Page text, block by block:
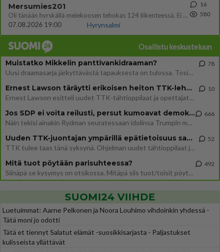
Mersumies201
Oli tänään hyrskällä melekoosen tehokas 124 liikenteessä. Ei paljon vastamäki haitannu....
07.08.2026 19:00
Hyrynsalmi
16
580
Osallistu keskusteluun
Muistatko Mikkelin panttivankidraaman?
Uusi draamasarja järkyttävästä tapauksesta on tulossa. Tositapahtumiin perustuva sarja ammentaa vuoden 1986 Mikkelin pan
78
Ernest Lawson täräytti erikoisen heiton TTK-lehdistötilaisuudessa: " Onko tässä tarkoituksena...?"
Ernest Lawson esitteli uudet TTK-tähtioppilaat ja opettajat torstaina 6.8. lehdistölle. Tulevalla kaudella on yksi hausk
10
Jos SDP ei voita reilusti, persut kumoavat demokratian Suomesta
Näin tekisi ainakin Rydman seuratessaan idolinsa Trumpin mallia https://www.is.fi/politiikka/art-2000012187244.html
666
Uuden TTK-juontajan ympärillä epätietoisuus sakenee - Nyt MTV hämmentää soppaa
TTK tulee taas tänä syksynä. Ohjelman uudet tähtioppilaat julkistetaan torstaina 6. elokuuta klo 14 alkavassa lehdistö
52
Mitä tuot pöytään parisuhteessa?
Siinäpä se kysymys on otsikossa. Mitäpä siis tuot/toisit pöytään parisuhteessa? Oletko mies vai nainen? Koetko sen mitä
492
SUOMI24 VIIHDE
Luetuimmat: Aarne Pelkonen ja Noora Louhimo vihdoinkin yhdessä -
Tätä moni jo odotti
Tätä et tiennyt Salatut elämät -suosikkisarjasta - Paljastukset
kulisseista yllättävät